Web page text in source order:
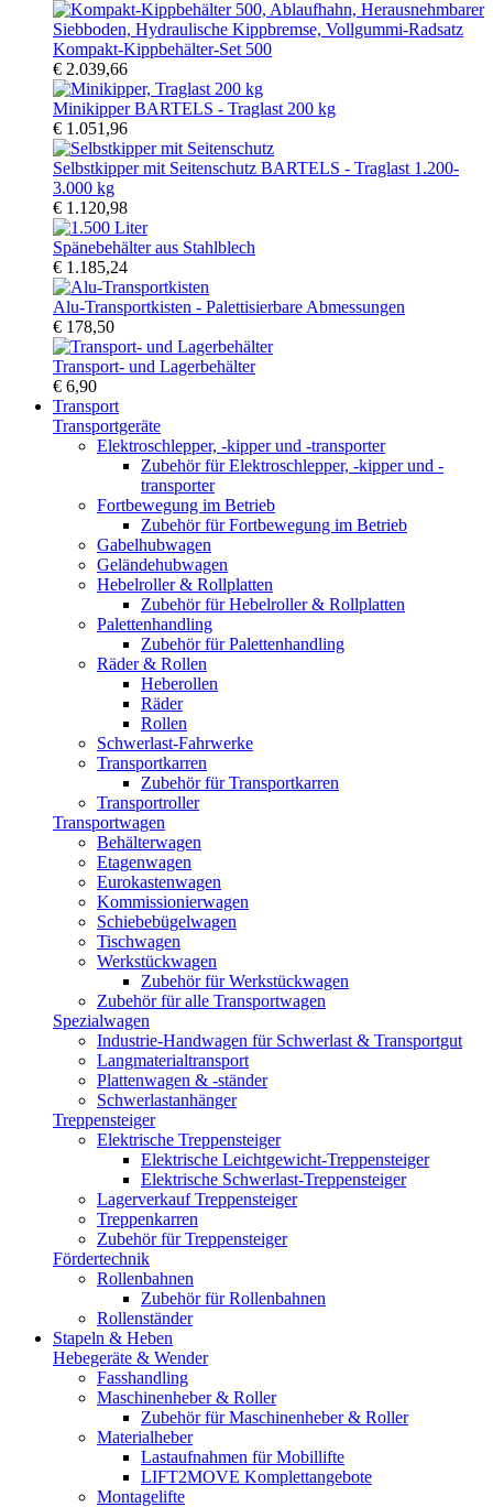
Kompakt-Kippbehälter-Set 500
€ 2.039,66
Minikipper BARTELS - Traglast 200 kg
€ 1.051,96
Selbstkipper mit Seitenschutz BARTELS - Traglast 1.200-
3.000 kg
€ 1.120,98
Spänebehälter aus Stahlblech
€ 1.185,24
Alu-Transportkisten - Palettisierbare Abmessungen
€ 178,50
Transport- und Lagerbehälter
€ 6,90
Transport
Transportgeräte
Elektroschlepper, -kipper und -transporter
Zubehör für Elektroschlepper, -kipper und -
transporter
Fortbewegung im Betrieb
Zubehör für Fortbewegung im Betrieb
Gabelhubwagen
Geländehubwagen
Hebelroller & Rollplatten
Zubehör für Hebelroller & Rollplatten
Palettenhandling
Zubehör für Palettenhandling
Räder & Rollen
Heberollen
Räder
Rollen
Schwerlast-Fahrwerke
Transportkarren
Zubehör für Transportkarren
Transportroller
Transportwagen
Behälterwagen
Etagenwagen
Eurokastenwagen
Kommissionierwagen
Schiebebügelwagen
Tischwagen
Werkstückwagen
Zubehör für Werkstückwagen
Zubehör für alle Transportwagen
Spezialwagen
Industrie-Handwagen für Schwerlast & Transportgut
Langmaterialtransport
Plattenwagen & -ständer
Schwerlastanhänger
Treppensteiger
Elektrische Treppensteiger
Elektrische Leichtgewicht-Treppensteiger
Elektrische Schwerlast-Treppensteiger
Lagerverkauf Treppensteiger
Treppenkarren
Zubehör für Treppensteiger
Fördertechnik
Rollenbahnen
Zubehör für Rollenbahnen
Rollenständer
Stapeln & Heben
Hebegeräte & Wender
Fasshandling
Maschinenheber & Roller
Zubehör für Maschinenheber & Roller
Materialheber
Lastaufnahmen für Mobillifte
LIFT2MOVE Komplettangebote
Montagelifte